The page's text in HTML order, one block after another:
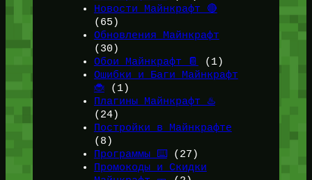
Новости Майнкрафт 🔴
(65)
Обновления Майнкрафт
(30)
Обои Майнкрафт 📔
(1)
Ошибки и Баги Майнкрафт
🐞(1)
Плагины Майнкрафт ♨️
(24)
Постройки в Майнкрафте
(8)
Программы ⌨️ (27)
Промокоды и Скидки